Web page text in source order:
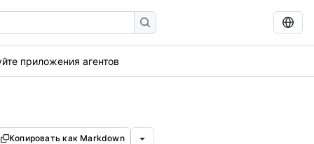
приложения агентов
Копировать как Markdown